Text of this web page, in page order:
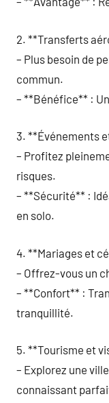
2. **Transferts
– Plus besoin de
commun.
– **Bénéfice** :
3. **Événements
– Profitez
risques.
– **Sécurité** :
en solo.
4. **Mariages et
– Offrez-vous un
– **Confort** :
tranquillité.
5. **Tourisme et
– Explorez une
connaissant